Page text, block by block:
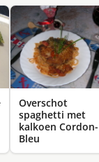
Overschot
spaghetti met
kalkoen Cordon-
Bleu